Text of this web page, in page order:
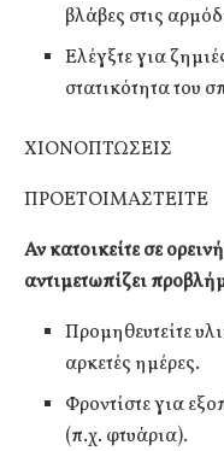
βλάβες στις
Ελέγξτε για
στατικότητα του
ΧΙΟΝΟΠΤΩΣΕΙΣ
ΠΡΟΕΤΟΙΜΑΣΤΕΙΤΕ
Αν κατοικείτε σε
αντιμετωπίζει
Προμηθευτείτε
αρκετές ημέρες.
Φροντίστε για
(π.χ. φτυάρια).